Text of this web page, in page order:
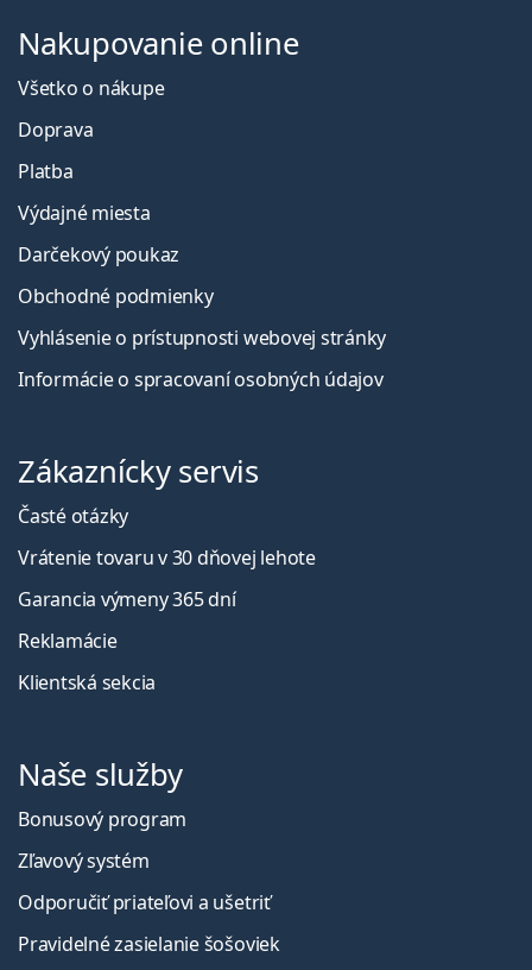
Nakupovanie online
Všetko o nákupe
Doprava
Platba
Výdajné miesta
Darčekový poukaz
Obchodné podmienky
Vyhlásenie o prístupnosti webovej stránky
Informácie o spracovaní osobných údajov
Zákaznícky servis
Časté otázky
Vrátenie tovaru v 30 dňovej lehote
Garancia výmeny 365 dní
Reklamácie
Klientská sekcia
Naše služby
Bonusový program
Zľavový systém
Odporučiť priateľovi a ušetriť
Pravidelné zasielanie šošoviek